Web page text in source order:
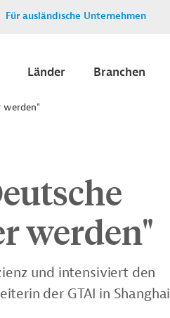
Für ausländische Unternehmen
Länder Branchen
werden"
werden"
und intensiviert den
der GTAI in